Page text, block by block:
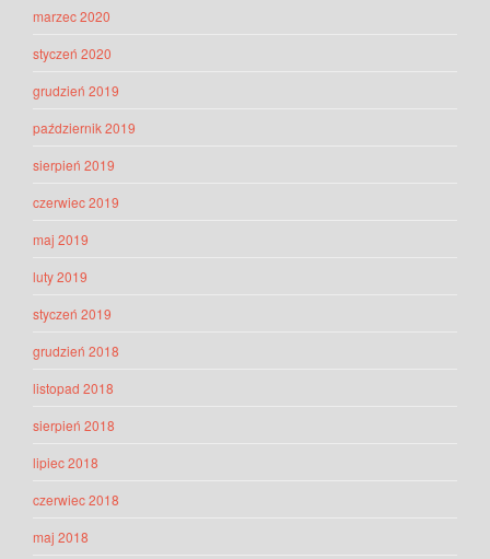
marzec 2020
styczeń 2020
grudzień 2019
październik 2019
sierpień 2019
czerwiec 2019
maj 2019
luty 2019
styczeń 2019
grudzień 2018
listopad 2018
sierpień 2018
lipiec 2018
czerwiec 2018
maj 2018